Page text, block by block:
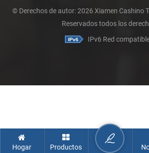
© Derechos de autor: 2026 Xiamen Cashino
Reservados todos los
IPv6 Red
Hogar Productos